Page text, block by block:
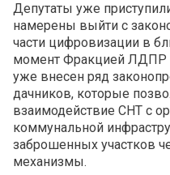
Депутаты уже
намерены выйти с
части цифровизации в
момент Фракцией ЛДПР
уже внесен ряд
дачников, которые
взаимодействие СНТ с
коммунальной
заброшенных участков
механизмы.